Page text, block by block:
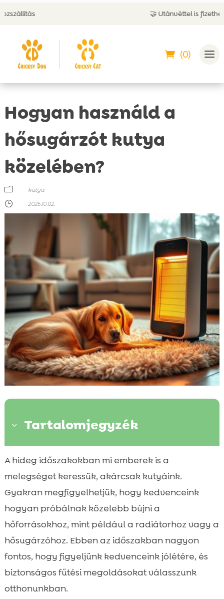
🤝 Utánvéttel is fizethetsz
(0)
Hogyan használd a
hősugárzót kutya
közelében?
m
kutya
}
2025.10.02.
3 Tartalomjegyzék
 Miért fontos a biztonságos hősugárzó-
használat a kutyánk mellett?
 A különböző hősugárzó típusok kutyás
zónáiban
Hőmérséklet- és páratartalom-kezelés
télen
 Kutya hősugárzó használata tél
 Viselkedési jelek, amelyek túlmelegedésre
A hideg időszakokban mi emberek is a
melegséget keressük, akárcsak kutyáink.
Gyakran megfigyelhetjük, hogy kedvenceink
hogyan próbálnak közelebb bújni a
hőforrásokhoz, mint például a radiátorhoz vagy a
hősugárzóhoz. Ebben az időszakban nagyon
fontos, hogy figyeljünk kedvenceink jólétére, és
biztonságos fűtési megoldásokat válasszunk
otthonunkban.